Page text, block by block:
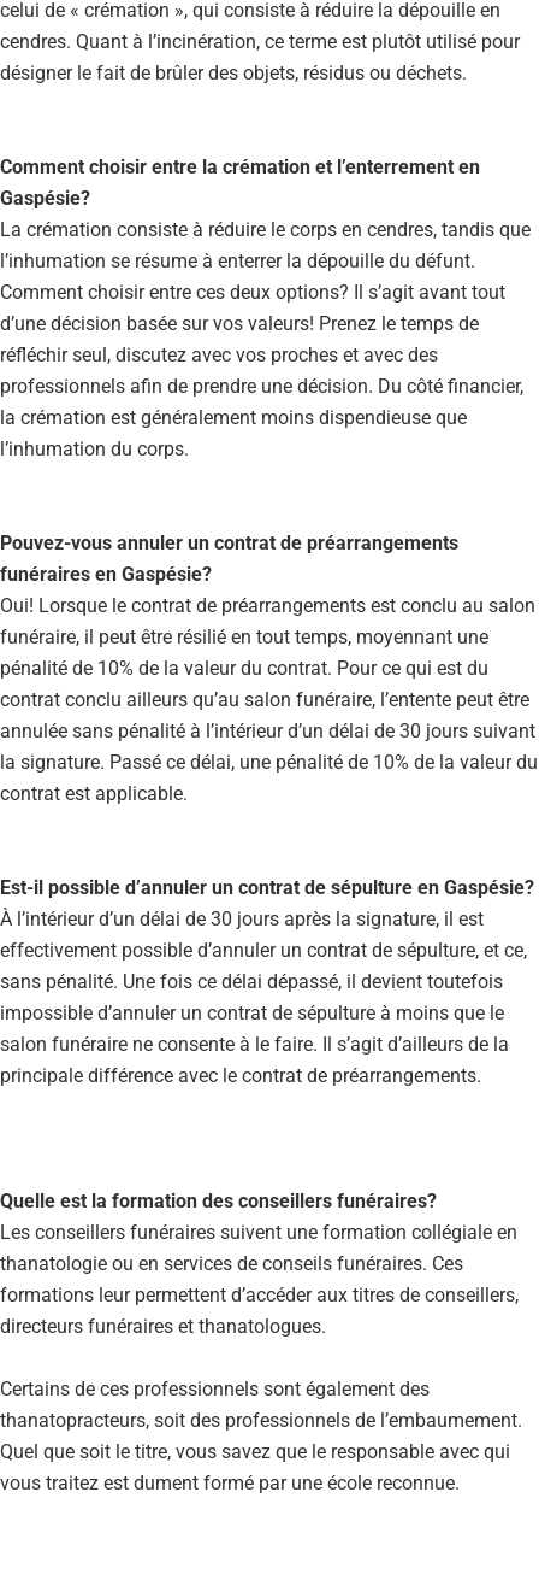
celui de « crémation », qui consiste à réduire la dépouille en
cendres. Quant à l’incinération, ce terme est plutôt utilisé pour
désigner le fait de brûler des objets, résidus ou déchets.
Comment choisir entre la crémation et l’enterrement en
Gaspésie?
La crémation consiste à réduire le corps en cendres, tandis que
l’inhumation se résume à enterrer la dépouille du défunt.
Comment choisir entre ces deux options? Il s’agit avant tout
d’une décision basée sur vos valeurs! Prenez le temps de
réfléchir seul, discutez avec vos proches et avec des
professionnels afin de prendre une décision. Du côté financier,
la crémation est généralement moins dispendieuse que
l’inhumation du corps.
Pouvez-vous annuler un contrat de préarrangements
funéraires en Gaspésie?
Oui! Lorsque le contrat de préarrangements est conclu au salon
funéraire, il peut être résilié en tout temps, moyennant une
pénalité de 10% de la valeur du contrat. Pour ce qui est du
contrat conclu ailleurs qu’au salon funéraire, l’entente peut être
annulée sans pénalité à l’intérieur d’un délai de 30 jours suivant
la signature. Passé ce délai, une pénalité de 10% de la valeur du
contrat est applicable.
Est-il possible d’annuler un contrat de sépulture en Gaspésie?
À l’intérieur d’un délai de 30 jours après la signature, il est
effectivement possible d’annuler un contrat de sépulture, et ce,
sans pénalité. Une fois ce délai dépassé, il devient toutefois
impossible d’annuler un contrat de sépulture à moins que le
salon funéraire ne consente à le faire. Il s’agit d’ailleurs de la
principale différence avec le contrat de préarrangements.
Quelle est la formation des conseillers funéraires?
Les conseillers funéraires suivent une formation collégiale en
thanatologie ou en services de conseils funéraires. Ces
formations leur permettent d’accéder aux titres de conseillers,
directeurs funéraires et thanatologues.
Certains de ces professionnels sont également des
thanatopracteurs, soit des professionnels de l’embaumement.
Quel que soit le titre, vous savez que le responsable avec qui
vous traitez est dument formé par une école reconnue.